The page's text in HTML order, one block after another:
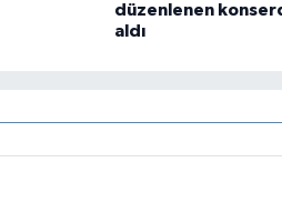
düzenlenen
aldı